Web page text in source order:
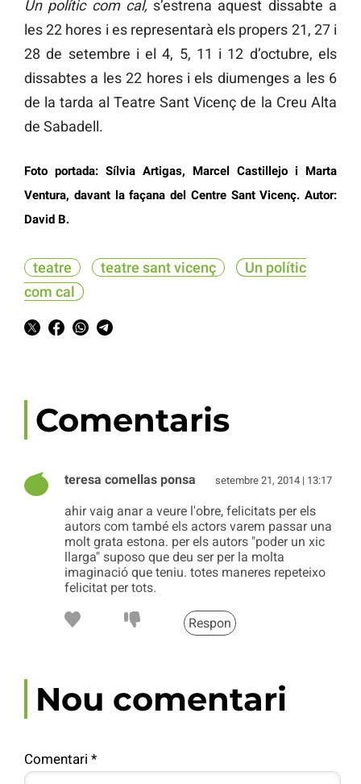
Un polític com cal, s’estrena aquest dissabte a
les 22 hores i es representarà els propers 21, 27 i
28 de setembre i el 4, 5, 11 i 12 d’octubre, els
dissabtes a les 22 hores i els diumenges a les 6
de la tarda al Teatre Sant Vicenç de la Creu Alta
de Sabadell.
Foto portada: Sílvia Artigas, Marcel Castillejo i Marta
Ventura, davant la façana del Centre Sant Vicenç. Autor:
David B.
teatre teatre sant vicenç
Un polític
com cal
Comentaris
teresa comellas ponsa setembre 21, 2014 | 13:17
ahir vaig anar a veure l'obre, felicitats per els
autors com també els actors varem passar una
molt grata estona. per els autors "poder un xic
llarga" suposo que deu ser per la molta
imaginació que teniu. totes maneres repeteixo
felicitat per tots.
Respon
Nou comentari
Comentari *